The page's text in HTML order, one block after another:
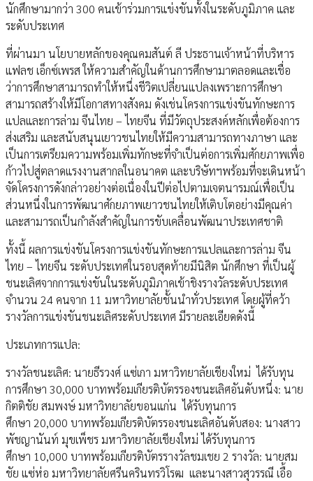
นักศึกษามากว่า 300 คนเข้าร่วมการแข่งขันทั้งในระดับภูมิภาค และ
ระดับประเทศ
ที่ผ่านมา นโยบายหลักของคุณคมสันต์ ลี ประธานเจ้าหน้าที่บริหาร
แฟลช เอ็กซ์เพรส ให้ความสำคัญในด้านการศึกษามาตลอดและเชื่อ
ว่าการศึกษาสามารถทำให้หนึ่งชีวิตเปลี่ยนแปลงเพราะการศึกษา
สามารถสร้างให้มีโอกาสทางสังคม ดังเช่นโครงการแข่งขันทักษะการ
แปลและการล่าม จีนไทย – ไทยจีน ที่มีวัตถุประสงค์หลักเพื่อต้องการ
ส่งเสริม และสนับสนุนเยาวชนไทยให้มีความสามารถทางภาษา และ
เป็นการเตรียมความพร้อมเพิ่มทักษะที่จำเป็นต่อการเพิ่มศักยภาพเพื่อ
ก้าวไปสู่ตลาดแรงงานสากลในอนาคต และบริษัทฯพร้อมที่จะเดินหน้า
จัดโครงการดังกล่าวอย่างต่อเนื่องในปีต่อไปตามเจตนารมณ์เพื่อเป็น
ส่วนหนึ่งในการพัฒนาศักยภาพเยาวชนไทยให้เติบโตอย่างมีคุณค่า
และสามารถเป็นกำลังสำคัญในการขับเคลื่อนพัฒนาประเทศชาติ
ทั้งนี้ ผลการแข่งขันโครงการแข่งขันทักษะการแปลและการล่าม จีน
ไทย – ไทยจีน ระดับประเทศในรอบสุดท้ายมีนิสิต นักศึกษา ที่เป็นผู้
ชนะเลิศจากการแข่งขันในระดับภูมิภาคเข้าชิงรางวัลระดับประเทศ
จำนวน 24 คนจาก 11 มหาวิทยาลัยชั้นนำทั่วประเทศ โดยผู้ที่คว้า
รางวัลการแข่งขันชนะเลิศระดับประเทศ มีรายละเอียดดังนี้
ประเภทการแปล:
รางวัลชนะเลิศ: นายธีรวงศ์ แซ่เกา มหาวิทยาลัยเชียงใหม่ ได้รับทุน
การศึกษา 30,000 บาทพร้อมเกียรติบัตรรองชนะเลิศอันดับหนึ่ง: นาย
กิตติชัย สมพงษ์ มหาวิทยาลัยขอนแก่น ได้รับทุนการ
ศึกษา 20,000 บาทพร้อมเกียรติบัตรรองชนะเลิศอันดับสอง: นางสาว
พัชญานันท์ มุขเพ็ชร มหาวิทยาลัยเชียงใหม่ ได้รับทุนการ
ศึกษา 10,000 บาทพร้อมเกียรติบัตรรางวัลชมเชย 2 รางวัล: นายสม
ชัย แซ่ห่อ มหาวิทยาลัยศรีนครินทรวิโรฒ และนางสาวสุวรรณี เอื้อ